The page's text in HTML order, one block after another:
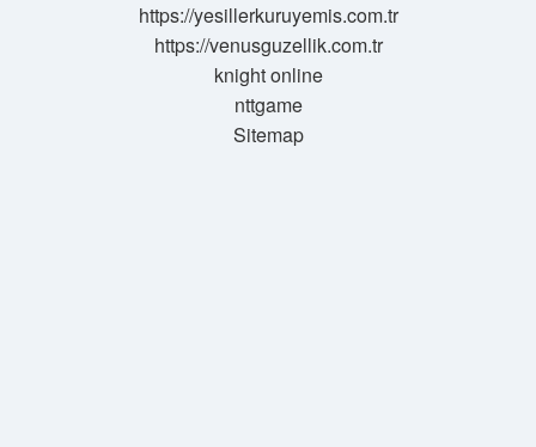
https://yesillerkuruyemis.com.tr
https://venusguzellik.com.tr
knight online
nttgame
Sitemap